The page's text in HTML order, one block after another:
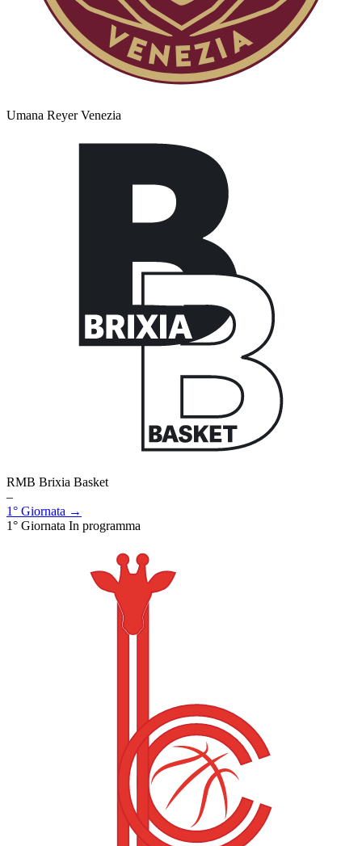
Umana Reyer Venezia
RMB Brixia Basket
–
1° Giornata →
1° Giornata In programma